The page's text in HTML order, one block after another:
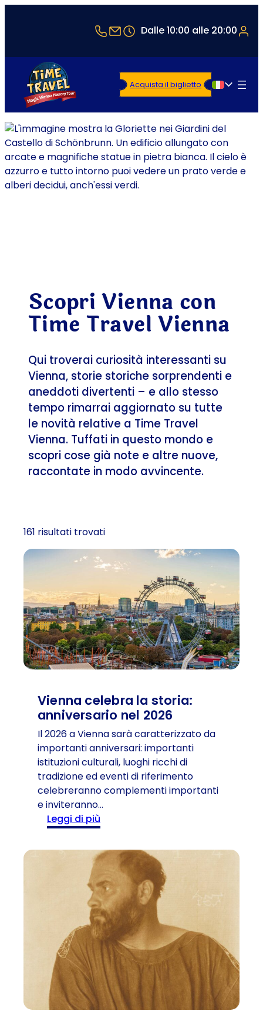
+43 1 5321514
office@timetravel-vienna.at
Dalle 10:00 alle 20:00
Italiano
Acquista il biglietto
Scopri Vienna con
Time Travel Vienna
Qui troverai curiosità interessanti su
Vienna, storie storiche sorprendenti e
aneddoti divertenti – e allo stesso
tempo rimarrai aggiornato su tutte
le novità relative a Time Travel
Vienna. Tuffati in questo mondo e
scopri cose già note e altre nuove,
raccontate in modo avvincente.
161 risultati trovati
Vienna celebra la storia:
anniversario nel 2026
Il 2026 a Vienna sarà caratterizzato da
importanti anniversari: importanti
istituzioni culturali, luoghi ricchi di
tradizione ed eventi di riferimento
celebreranno complementi importanti
e inviteranno…
Leggi di più
V
i
e
n
n
a
c
e
b
a